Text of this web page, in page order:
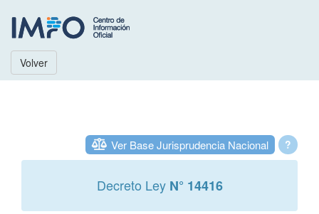
Volver
?
Ver Base Jurisprudencia Nacional
Decreto Ley N° 14416